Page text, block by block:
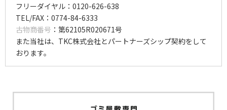
フリーダイヤル：0120-626-638
TEL/FAX：0774-84-6333
古物商番号 ：第62105R020671号
また当社は、TKC株式会社とパートナーズシップ契約をして
おります。